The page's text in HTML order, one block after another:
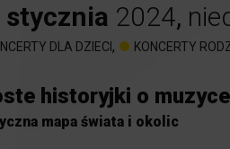
stycznia 2024,
DLA DZIECI , KONCERTY
historyjki o muzyce
mapa świata i okolic